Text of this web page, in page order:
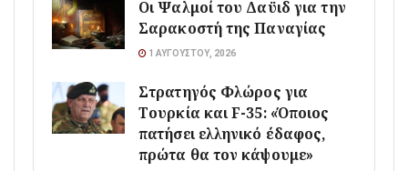
Οι Ψαλμοί του Δαϋιδ για την
Σαρακοστή της Παναγίας
1 ΑΥΓΟΎΣΤΟΥ, 2026
Στρατηγός Φλώρος για
Τουρκία και F-35: «Όποιος
πατήσει ελληνικό έδαφος,
πρώτα θα τον κάψουμε»